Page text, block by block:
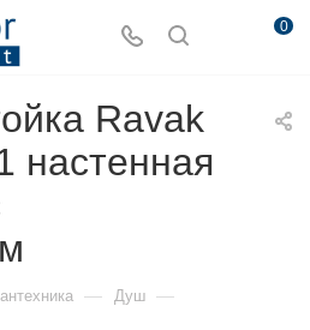
0
Ravak
настенная
— Душ —